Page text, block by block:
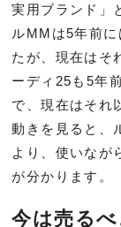
実用ブランド」
ルMMは5年前
たが、現在はそ
ーディ25も5年
で、現在はそれ
動きを見ると、
より、使いなが
が分かります。
今は売る